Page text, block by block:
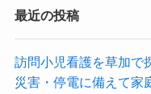
最近の投稿
訪問小児看護を草加で
災害・停電に備えて家